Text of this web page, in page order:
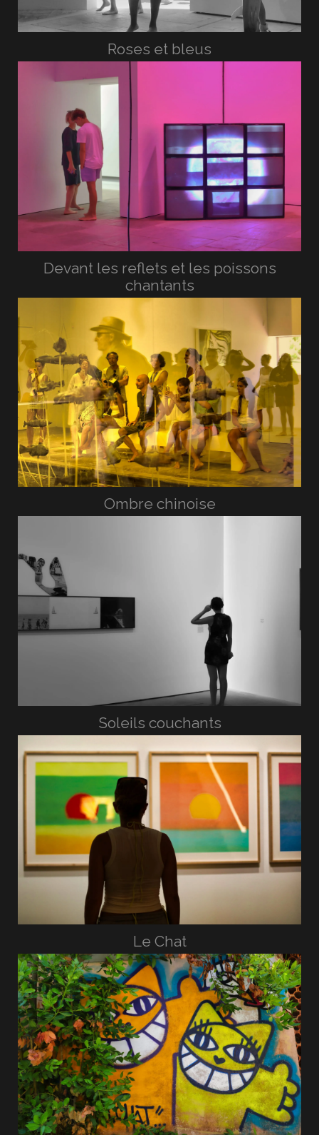
Roses et bleus
Devant les reflets et les poissons
chantants
Ombre chinoise
Soleils couchants
Le Chat